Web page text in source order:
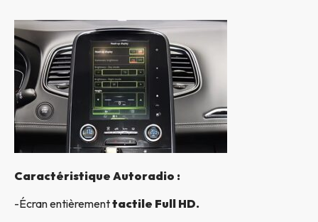
Caractéristique Autoradio :
-Écran entièrementtactile Full HD.